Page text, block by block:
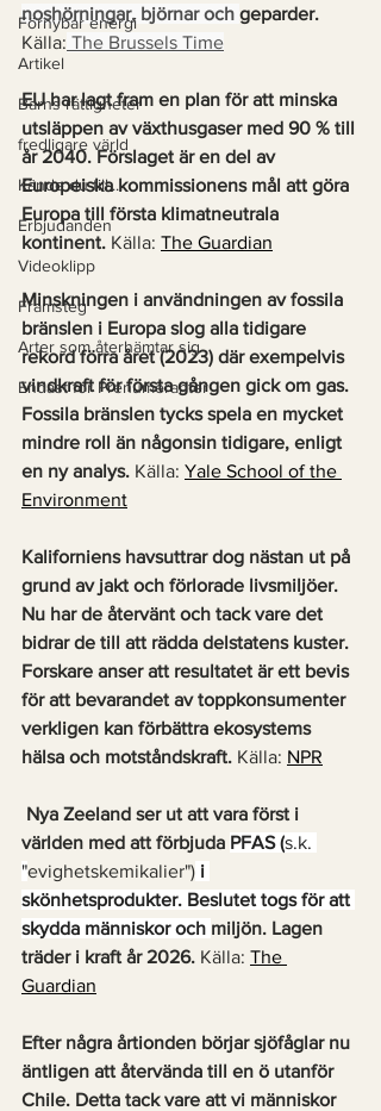
Förnybar energi
Artikel
Barns rättigheter
fredligare värld
Kände du till....
Erbjudanden
Videoklipp
Framsteg
Arter som återhämtar sig
Endast för Prenumeranter
noshörningar, björnar och geparder.
Källa: The Brussels Time
EU har lagt fram en plan för att minska
utsläppen av växthusgaser med 90 % till
år 2040. Förslaget är en del av
Europeiska kommissionens mål att göra
Europa till första klimatneutrala
kontinent. Källa: The Guardian
Minskningen i användningen av fossila
bränslen i Europa slog alla tidigare
rekord förra året (2023) där exempelvis
vindkraft för första gången gick om gas.
Fossila bränslen tycks spela en mycket
mindre roll än någonsin tidigare, enligt
en ny analys. Källa: Yale School of the
Environment
Kaliforniens havsuttrar dog nästan ut på
grund av jakt och förlorade livsmiljöer.
Nu har de återvänt och tack vare det
bidrar de till att rädda delstatens kuster.
Forskare anser att resultatet är ett bevis
för att bevarandet av toppkonsumenter
verkligen kan förbättra ekosystems
hälsa och motståndskraft. Källa: NPR
världen med att förbjuda PFAS (s.k.
"evighetskemikalier") i
skönhetsprodukter. Beslutet togs för att
skydda människor och miljön. Lagen
träder i kraft år 2026. Källa: The
Guardian
Efter några årtionden börjar sjöfåglar nu
äntligen att återvända till en ö utanför
Chile. Detta tack vare att vi människor